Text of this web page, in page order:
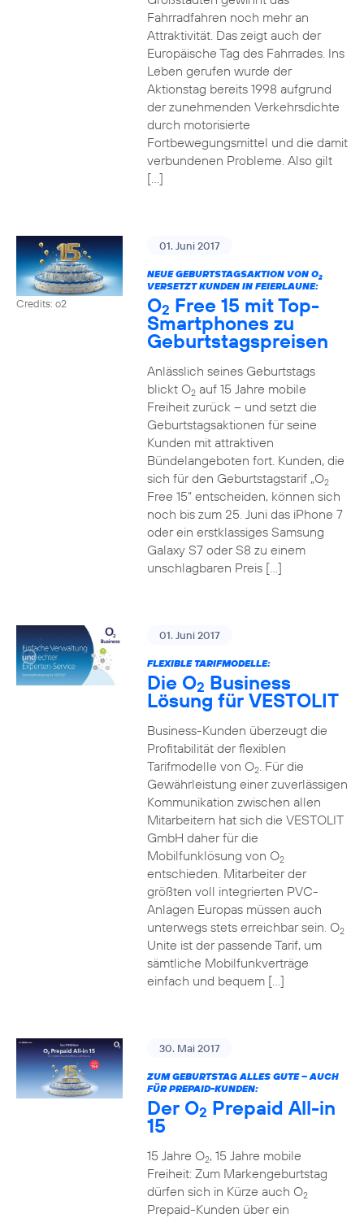
Fahrradfahren noch mehr an
Attraktivität. Das zeigt auch der
Europäische Tag des Fahrrades. Ins
Leben gerufen wurde der
Aktionstag bereits 1998 aufgrund
der zunehmenden Verkehrsdichte
durch motorisierte
Fortbewegungsmittel und die damit
verbundenen Probleme. Also gilt
[…]
Credits: o2
01. Juni 2017
NEUE GEBURTSTAGSAKTION VON O2
VERSETZT KUNDEN IN FEIERLAUNE:
O2 Free 15 mit Top-
Smartphones zu
Geburtstagspreisen
Anlässlich seines Geburtstags
blickt O2auf 15 Jahre mobile
Freiheit zurück – und setzt die
Geburtstagsaktionen für seine
Kunden mit attraktiven
Bündelangeboten fort. Kunden, die
sich für den Geburtstagstarif „O2
Free 15“ entscheiden, können sich
noch bis zum 25. Juni das iPhone 7
oder ein erstklassiges Samsung
Galaxy S7 oder S8 zu einem
unschlagbaren Preis […]
01. Juni 2017
FLEXIBLE TARIFMODELLE:
Die O2 Business
Lösung für VESTOLIT
Business-Kunden überzeugt die
Profitabilität der flexiblen
Tarifmodelle von O2. Für die
Gewährleistung einer zuverlässigen
Kommunikation zwischen allen
Mitarbeitern hat sich die VESTOLIT
GmbH daher für die
Mobilfunklösung von O2
entschieden. Mitarbeiter der
größten voll integrierten PVC-
Anlagen Europas müssen auch
unterwegs stets erreichbar sein. O2
Unite ist der passende Tarif, um
sämtliche Mobilfunkverträge
einfach und bequem […]
30. Mai 2017
ZUM GEBURTSTAG ALLES GUTE – AUCH
FÜR PREPAID-KUNDEN:
Der O2 Prepaid All-in
15
15 Jahre O2, 15 Jahre mobile
Freiheit: Zum Markengeburtstag
dürfen sich in Kürze auch O2
Prepaid-Kunden über ein